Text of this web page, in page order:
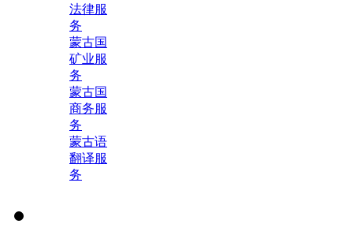
法律服
务
蒙古国
矿业服
务
蒙古国
商务服
务
蒙古语
翻译服
务